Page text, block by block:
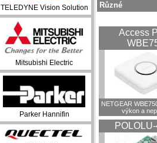
TELEDYNE Vision Solution
Mitsubishi Electric
Parker Hannifin
Různé
Access
NETGEAR
výkon a